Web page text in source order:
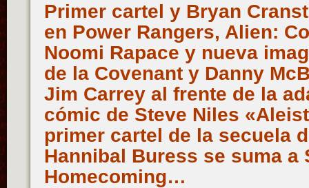
Primer cartel y Bryan
en Power Rangers, Alien:
Noomi Rapace y nueva
de la Covenant y Danny
Jim Carrey al frente de la
cómic de Steve Niles
primer cartel de la secuela
Hannibal Buress se suma a
Homecoming…